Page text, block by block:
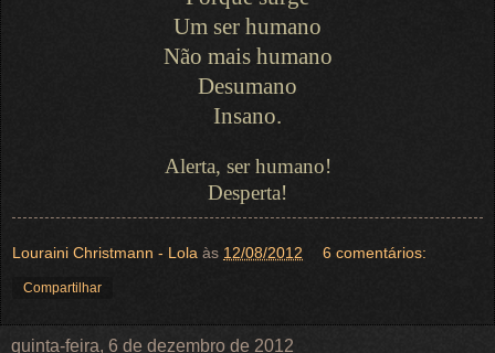
Um ser humano
Não mais humano
Desumano
Insano.
Alerta, ser humano!
Desperta!
Louraini Christmann - Lola às 12/08/2012 6 comentários:
Compartilhar
quinta-feira, 6 de dezembro de 2012